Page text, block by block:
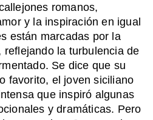
romanos,
y la inspiración en igual
están marcadas por la
reflejando la turbulencia de
Se dice que su
favorito, el joven siciliano
que inspiró algunas
y dramáticas. Pero